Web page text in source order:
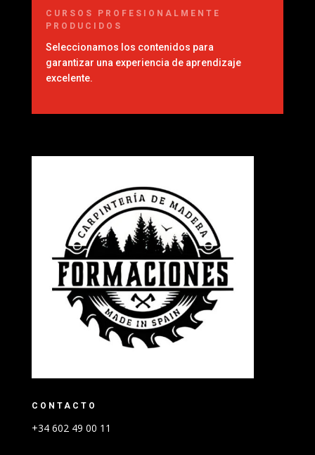
CURSOS PROFESIONALMENTE
PRODUCIDOS
Seleccionamos los contenidos para
garantizar una experiencia de aprendizaje
excelente.
CONTACTO
+34 602 49 00 11